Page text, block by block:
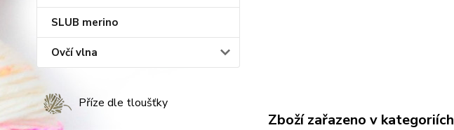
SLUB merino
Ovčí vlna
Příze dle tloušťky
Zboží zařazeno v kategoriích